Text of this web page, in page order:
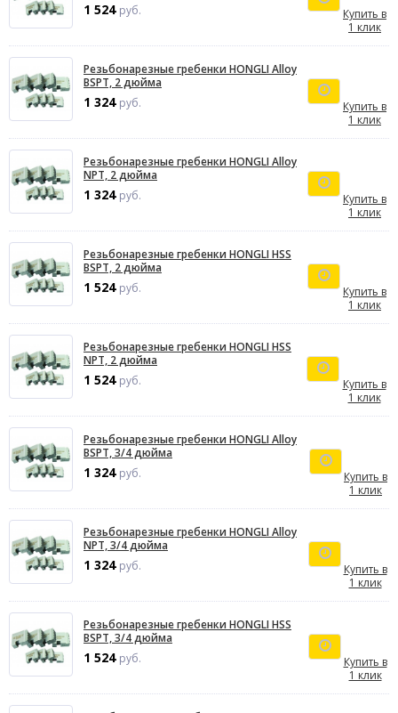
1 524 руб.
Купить в
1 клик
Резьбонарезные гребенки HONGLI Alloy
BSPT, 2 дюйма
1 324 руб.
Купить в
1 клик
Резьбонарезные гребенки HONGLI Alloy
NPT, 2 дюйма
1 324 руб.
Купить в
1 клик
Резьбонарезные гребенки HONGLI HSS
BSPT, 2 дюйма
1 524 руб.
Купить в
1 клик
Резьбонарезные гребенки HONGLI HSS
NPT, 2 дюйма
1 524 руб.
Купить в
1 клик
Резьбонарезные гребенки HONGLI Alloy
BSPT, 3/4 дюйма
1 324 руб.
Купить в
1 клик
Резьбонарезные гребенки HONGLI Alloy
NPT, 3/4 дюйма
1 324 руб.
Купить в
1 клик
Резьбонарезные гребенки HONGLI HSS
BSPT, 3/4 дюйма
1 524 руб.
Купить в
1 клик